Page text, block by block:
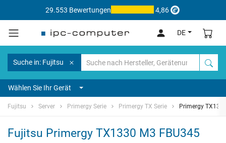
29.553 Bewertungen 4,86
DE
Suche in: Fujitsu
Wählen Sie Ihr Gerät
Fujitsu Server Primergy Serie Primergy TX Serie Primergy
Fujitsu Primergy TX1330 M3 FBU345